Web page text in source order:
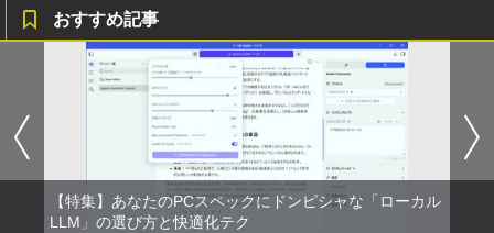
ちいかわ なんか小さくてかわいいやつ
（7）なんか飛び出ていろいろ貼れるフォ
トアルバム付き特装版 （講談社キャラク
ターズA） [ ナガノ ]
￥3,630
おすすめ記事
【特集】あなたのPCスペックにドンピシャな「ローカル
LLM」の選び方と快適化テク